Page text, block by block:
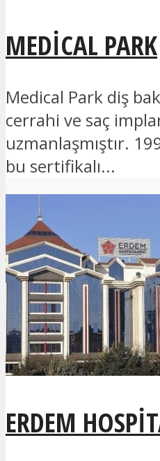
MEDICAL PARK
Medical Park diş
cerrahi ve saç
uzmanlaşmıştır.
bu sertifikalı...
ERDEM